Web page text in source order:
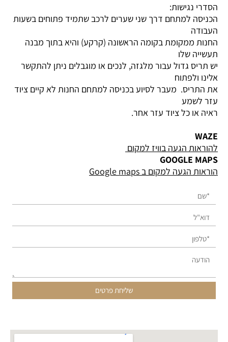
הסדרי נגישות:
הכניסה למתחם דרך שני שערים לרכב שתמיד פתוחים בשעות
העבודה
החנות ממקומת בקומה הראשונה (קרקע) והיא בתוך מבנה
תעשייה שלו
יש תריס גדול עבור מלגזה, לנכים או מוגבלים ניתן להתקשר
אלינו ולפתוח
את התריס. מעבר לסיוע בכניסה למתחם החנות לא קיים ציוד
עזר לשמע
ראיה או כל ציוד עזר אחר.
WAZE
להוראות הגעה בוויז למקום
GOOGLE MAPS
הוראות הגעה למקום ב Google maps